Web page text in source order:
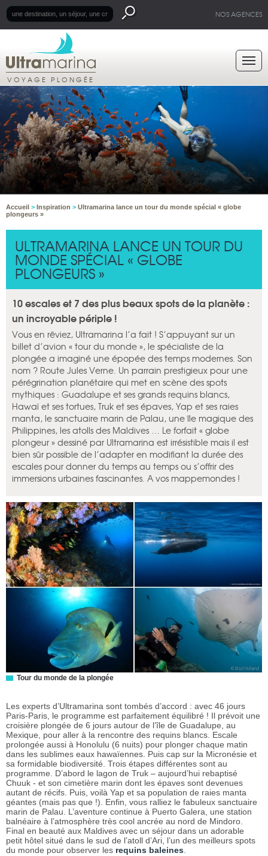
NOS AGENCES
VOYAGE PLONGÉE
Accueil > Inspiration > Ultramarina lance un tour du monde spécial « globe
plongeurs »
ULTRAMARINA LANCE UN TOUR DU
MONDE SPÉCIAL « GLOBE
PLONGEURS »
10 escales et 7 des plus beaux spots de la planète :
un incroyable périple !
Vous en rêviez, Ultramarina l’a fait ! S’appuyant sur un
billet d’avion « tour du monde », le spécialiste de la
plongée a imaginé une épopée des temps modernes. Son
nom ? Route Jules Verne. Un parrain prestigieux pour une
pérégrination planétaire qui met en scène des spots
mythiques : Guadalupe et ses grands requins blancs,
Hawaï et ses tortues, Truk et ses épaves, Yap et ses raies
manta, le sanctuaire marin de Palau, une île magique des
Philippines, les atolls des Maldives … Le forfait « globe
plongeur » dessiné par Ultramarina est irrésistible mais il est
bien sûr possible de l’adapter en modifiant la durée des
escales pour donner du temps au temps ou s’offrir des
immersions urbaines fascinantes. A vos mappemondes !
Tour du monde de la plongée
Les experts d’Ultramarina sont tombés d’accord : avec 46 jours
Paris-Paris, le programme est parfaitement équilibré ! Il prévoit une
croisière plongée de 6 jours autour de l’île de Guadalupe, au
Mexique, pour aller à la rencontre des requins blancs. Escale
prolongée aussi à Honolulu (6 nuits) pour plonger chaque matin
dans les sublimes eaux hawaïennes. Puis cap sur la Micronésie et
sa formidable biodiversité. Trois étapes différentes sont au
programme. D’abord le lagon de Truk – aujourd’hui rebaptisé
Chuuk - et son cimetière marin dont les épaves sont devenues
autant de récifs. Puis, voilà Yap et sa population de raies manta
géantes (mais pas que !). Enfin, vous ralliez le fabuleux sanctuaire
marin de Palau. L’aventure continue à Puerto Galera, une station
balnéaire à l’atmosphère très cool ancrée au nord de Mindoro.
Final en beauté aux Maldives avec un séjour dans un adorable
petit hôtel situé dans le sud de l’atoll d’Ari, l’un des meilleurs spots
du monde pour observer les requins baleines